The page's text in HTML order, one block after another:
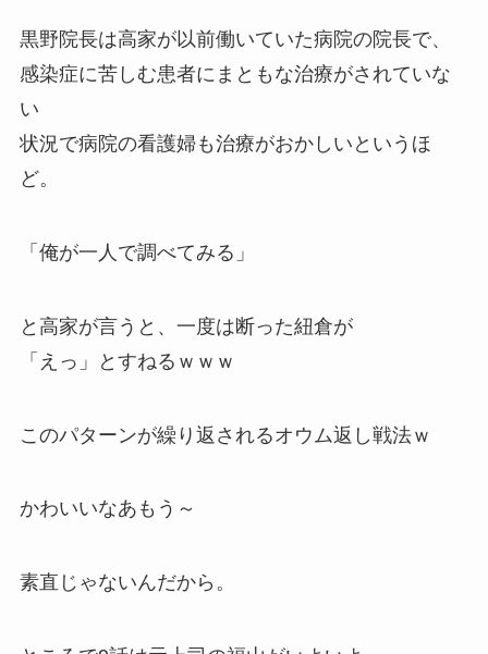
黒野院長は高家が以前働いていた病院の院長で、
感染症に苦しむ患者にまともな治療がされていな
い
状況で病院の看護婦も治療がおかしいというほ
ど。
「俺が一人で調べてみる」
と高家が言うと、一度は断った紐倉が
「えっ」とすねるｗｗｗ
このパターンが繰り返されるオウム返し戦法ｗ
かわいいなあもう～
素直じゃないんだから。